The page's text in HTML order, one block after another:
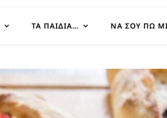
ΤΑ ΠΑΙΔΊΑ… ΝΑ ΣΟΥ ΠΩ